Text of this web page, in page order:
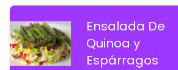
Ensalada De
Quinoa y
Espárragos